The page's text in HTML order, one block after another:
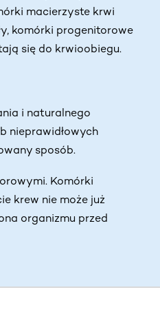
macierzyste krwi
komórki progenitorowe
się do krwioobiegu.
i naturalnego
nieprawidłowych
sposób.
Komórki
krew nie może już
organizmu przed